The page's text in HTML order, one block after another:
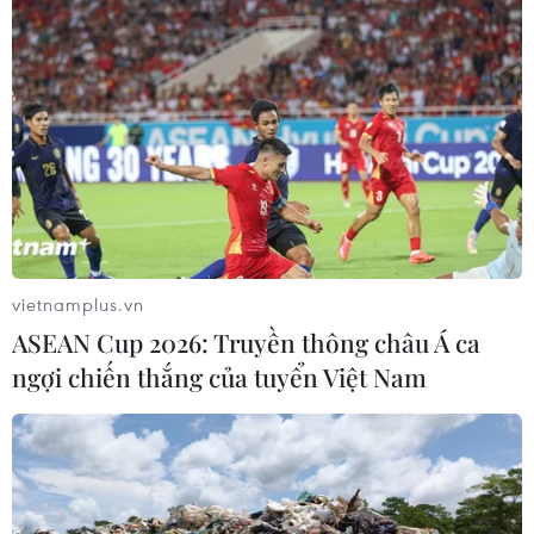
túy đá từ thị trấn Lao Bảo về thành phố Đông Hà.
vietnamplus.vn
ASEAN Cup 2026: Truyền thông châu Á ca
ngợi chiến thắng của tuyển Việt Nam